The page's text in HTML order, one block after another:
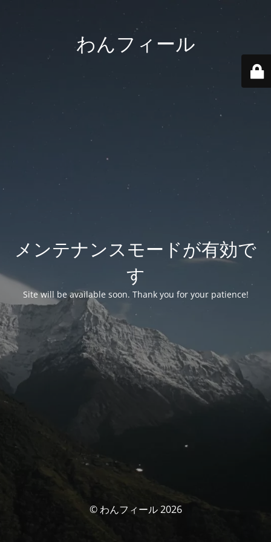
わんフィール
メンテナンスモードが有効で
す
Site will be available soon. Thank you for your patience!
© わんフィール 2026